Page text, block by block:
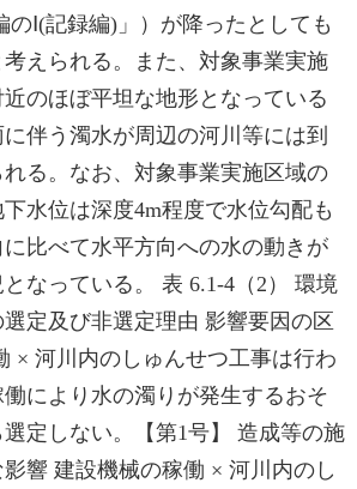
のⅠ(記録編)」）が降ったとしても
えられる。また、対象事業実施
のほぼ平坦な地形となっている
伴う濁水が周辺の河川等には到
る。なお、対象事業実施区域の
水位は深度4m程度で水位勾配も
比べて水平方向への水の動きが
なっている。 表 6.1-4（2） 環境
定及び非選定理由 影響要因の区
× 河川内のしゅんせつ工事は行わ
により水の濁りが発生するおそ
定しない。【第1号】 造成等の施
響 建設機械の稼働 × 河川内のし